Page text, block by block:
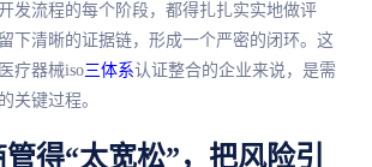
发流程的每个阶段，都得扎扎实实地做评
下清晰的证据链，形成一个严密的闭环。这
疗器械iso三体系认证整合的企业来说，是需
关键过程。
得“太宽松”，把风险引